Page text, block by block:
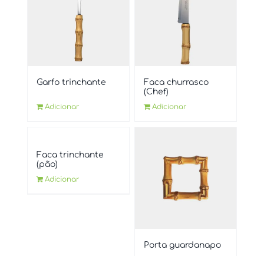
Garfo trinchante
Adicionar
Faca churrasco
(Chef)
Adicionar
Faca trinchante
(pão)
Adicionar
Porta guardanapo